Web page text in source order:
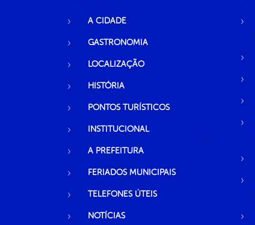
A CIDADE
GASTRONOMIA
LOCALIZAÇÃO
HISTÓRIA
PONTOS TURÍSTICOS
INSTITUCIONAL
A PREFEITURA
FERIADOS MUNICIPAIS
TELEFONES ÚTEIS
NOTÍCIAS